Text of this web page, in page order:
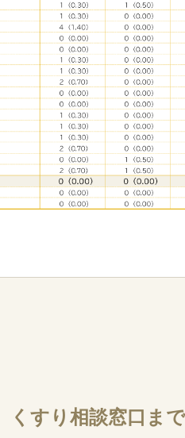
くすり相談窓口ま